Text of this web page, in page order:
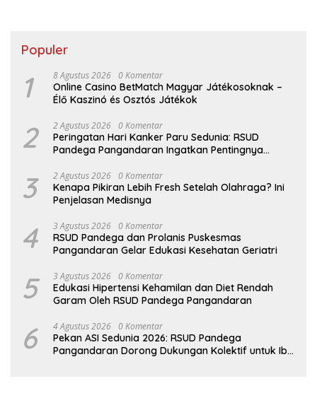
Populer
1 8 Agustus 2026 0 Komentar
Online Casino BetMatch Magyar Játékosoknak –
Élő Kaszinó és Osztós Játékok
2 2 Agustus 2026 0 Komentar
Peringatan Hari Kanker Paru Sedunia: RSUD
Pandega Pangandaran Ingatkan Pentingnya
3 2 Agustus 2026 0 Komentar
Kenapa Pikiran Lebih Fresh Setelah Olahraga? Ini
Penjelasan Medisnya
4 3 Agustus 2026 0 Komentar
RSUD Pandega dan Prolanis Puskesmas
Pangandaran Gelar Edukasi Kesehatan Geriatri
5 3 Agustus 2026 0 Komentar
Edukasi Hipertensi Kehamilan dan Diet Rendah
Garam Oleh RSUD Pandega Pangandaran
6 4 Agustus 2026 0 Komentar
Pekan ASI Sedunia 2026: RSUD Pandega
Pangandaran Dorong Dukungan Kolektif untuk Ibu